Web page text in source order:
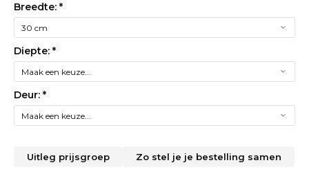
Breedte: *
Diepte: *
Deur: *
Uitleg prijsgroep Zo stel je je bestelling samen